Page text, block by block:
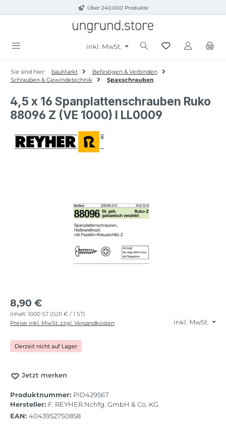
Zum Hauptinhalt springenÜber 240.000 Produkte
inkl. MwSt.
Sie sind hier: bauMarkt
Befestigen & Verbinden
Schrauben & Gewindetechnik
Spaxschrauben
4,5 x 16 Spanplattenschrauben Ruko
88096 Z (VE 1000) I LL0009
8,90 €
Inhalt: 1000 ST (0,01 € / 1 ST)
inkl. MwSt.
Preise inkl. MwSt. zzgl. Versandkosten
Derzeit nicht auf Lager
Jetzt merken
Produktnummer: PID429567
Hersteller: F. REYHER Nchfg. GmbH & Co. KG
EAN: 4043952750858